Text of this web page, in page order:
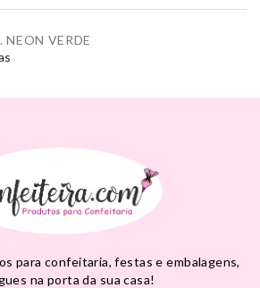
NEON VERDE
para confeitaria, festas e embalagens,
na porta da sua casa!